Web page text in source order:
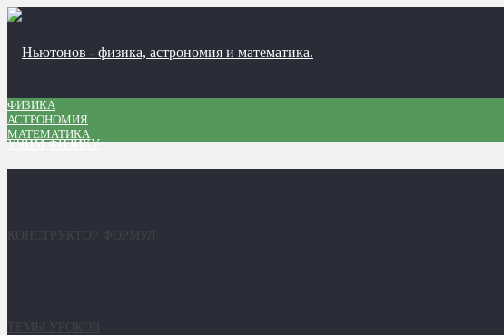
УЧИМ ФИЗИКУ
КОНСТРУКТОР ФОРМУЛ
ТЕМЫ УРОКОВ
ФИЗИКА
АСТРОНОМИЯ
МАТЕМАТИКА